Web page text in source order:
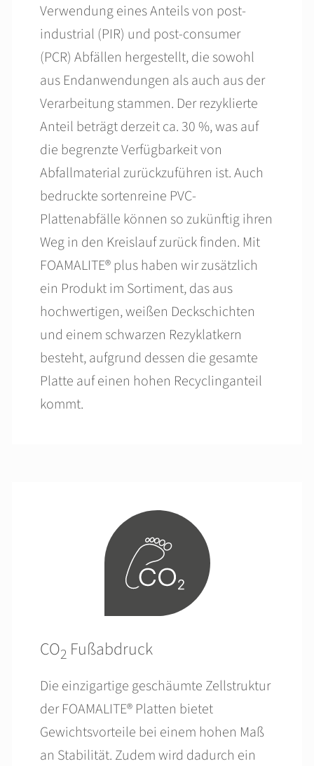
Verwendung eines Anteils von post-
industrial (PIR) und post-consumer
(PCR) Abfällen hergestellt, die sowohl
aus Endanwendungen als auch aus der
Verarbeitung stammen. Der rezyklierte
Anteil beträgt derzeit ca. 30 %, was auf
die begrenzte Verfügbarkeit von
Abfallmaterial zurückzuführen ist. Auch
bedruckte sortenreine PVC-
Plattenabfälle können so zukünftig ihren
Weg in den Kreislauf zurück finden. Mit
FOAMALITE® plus haben wir zusätzlich
ein Produkt im Sortiment, das aus
hochwertigen, weißen Deckschichten
und einem schwarzen Rezyklatkern
besteht, aufgrund dessen die gesamte
Platte auf einen hohen Recyclinganteil
kommt.
CO2 Fußabdruck
Die einzigartige geschäumte Zellstruktur
der FOAMALITE® Platten bietet
Gewichtsvorteile bei einem hohen Maß
an Stabilität. Zudem wird dadurch ein